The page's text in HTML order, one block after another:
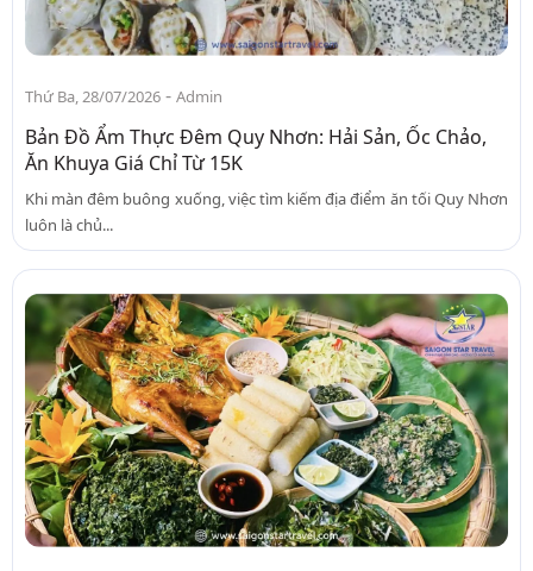
Thứ Ba, 28/07/2026 - Admin
Bản Đồ Ẩm Thực Đêm Quy Nhơn: Hải Sản, Ốc Chảo,
Ăn Khuya Giá Chỉ Từ 15K
Khi màn đêm buông xuống, việc tìm kiếm địa điểm ăn tối Quy Nhơn
luôn là chủ...